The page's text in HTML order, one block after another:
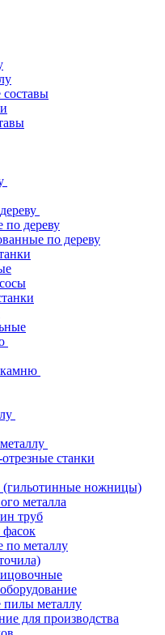
дереву
по дереву
станки
(гильотинные ножницы)
металла
труб
фасок
по металлу
металлу
для производства